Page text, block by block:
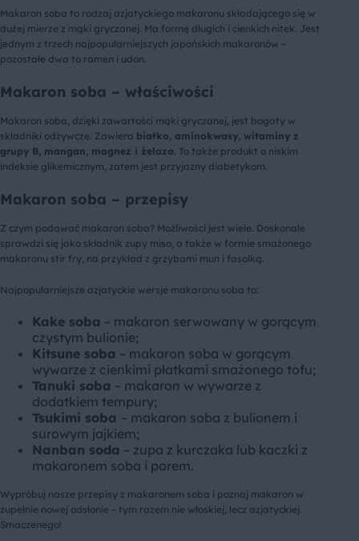
Makaron soba to rodzaj azjatyckiego makaronu składającego się w
dużej mierze z mąki gryczanej. Ma formę długich i cienkich nitek. Jest
jednym z trzech najpopularniejszych japońskich makaronów –
pozostałe dwa to ramen i udon.
Makaron soba – właściwości
Makaron soba, dzięki zawartości mąki gryczanej, jest bogaty w
składniki odżywcze. Zawiera białko, aminokwasy, witaminy z
grupy B, mangan, magnez i żelazo . To także produkt o niskim
indeksie glikemicznym, zatem jest przyjazny diabetykom.
Makaron soba – przepisy
Z czym podawać makaron soba? Możliwości jest wiele. Doskonale
sprawdzi się jako składnik zupy miso, a także w formie smażonego
makaronu stir fry, na przykład z grzybami mun i fasolką.
Najpopularniejsze azjatyckie wersje makaronu soba to:
Kake soba – makaron serwowany w gorącym
czystym bulionie;
Kitsune soba – makaron soba w gorącym
wywarze z cienkimi płatkami smażonego tofu;
Tanuki soba – makaron w wywarze z
dodatkiem tempury;
Tsukimi soba – makaron soba z bulionem i
surowym jajkiem;
Nanban soda – zupa z kurczaka lub kaczki z
makaronem soba i porem.
Wypróbuj nasze przepisy z makaronem soba i poznaj makaron w
zupełnie nowej odsłonie – tym razem nie włoskiej, lecz azjatyckiej.
Smaczenego!